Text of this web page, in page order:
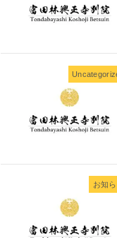
お知